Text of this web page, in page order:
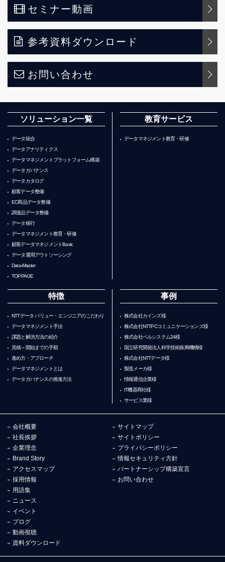
セミナー動画
参考資料ダウンロード
お問い合わせ
ソリューション一覧
データ統合
データアナリティクス
データマネジメントプラットフォーム構築
データガバナンス
データカタログ
顧客データ整備
EC商品データ整備
調達品データ整備
データ移行
データマネジメント教育・研修
顧客データマネジメントBasic
データ運用アウトソーシング
Data-Master
TOPPAGE
教育サービス
データマネジメント教育・研修
特徴
NTTデータ バリュー・エンジニアのこだわり
データマネジメント手法
課題と解決方法の紹介
見積～開始までの手順
進め方・アプローチ
データマネジメントとは
データガバナンスの推進方法
事例
株式会社カインズ様
株式会社NTTPCコミュニケーションズ様
株式会社ベルシステム24様
国立研究開発法人科学技術振興機構様
株式会社NTTデータ様
製造メーカ様
情報通信企業様
IT機器商社様
サービス業様
会社概要
社長挨拶
企業理念
Brand Story
アクセスマップ
採用情報
サイトマップ
サイトポリシー
プライバシーポリシー
情報セキュリティ方針
パートナーシップ構築宣言
お問い合わせ
用語集
ニュース
イベント
ブログ
動画視聴
資料ダウンロード